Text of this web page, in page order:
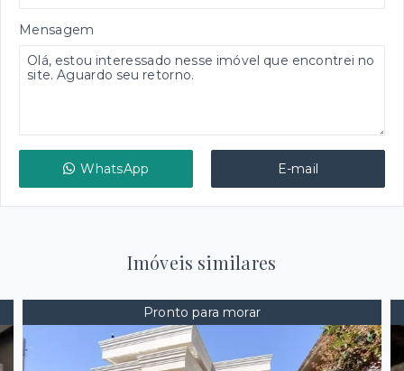
Mensagem
WhatsApp E-mail
Imóveis similares
Pronto para morar